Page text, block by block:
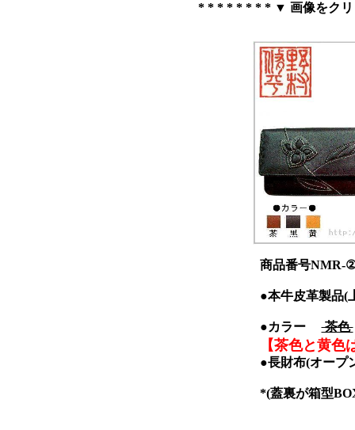
* * * * * * * * ▼ 画像をクリ
商品番号
●本牛皮革製品(
●カラー茶色
【茶色と黄色
●長財布(オープ
*(蓋裏が箱型